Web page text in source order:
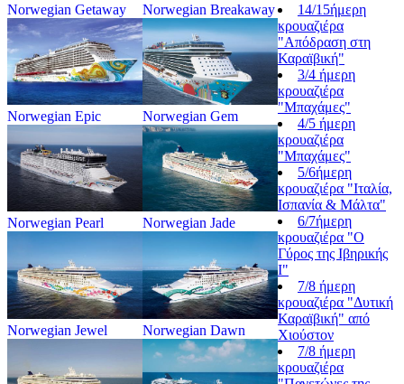
Norwegian Getaway
Norwegian Breakaway
Norwegian Epic Norwegian Gem
Norwegian Pearl Norwegian Jade
Norwegian Jewel Norwegian Dawn
14/15ήμερη
κρουαζιέρα
"Απόδραση στη
Καραϊβική"
3/4 ήμερη
κρουαζιέρα
"Μπαχάμες"
4/5 ήμερη
κρουαζιέρα
"Μπαχάμες"
5/6ήμερη
κρουαζιέρα "Ιταλία,
Ισπανία & Μάλτα"
6/7ήμερη
κρουαζιέρα "Ο
Γύρος της Ιβηρικής
Ι"
7/8 ήμερη
κρουαζιέρα "Δυτική
Καραϊβική" από
Χιούστον
7/8 ήμερη
κρουαζιέρα